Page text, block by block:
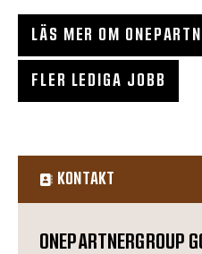
LÄS MER OM
FLER LEDIGA JOBB
KONTAKT
ONEPARTNERGROUP